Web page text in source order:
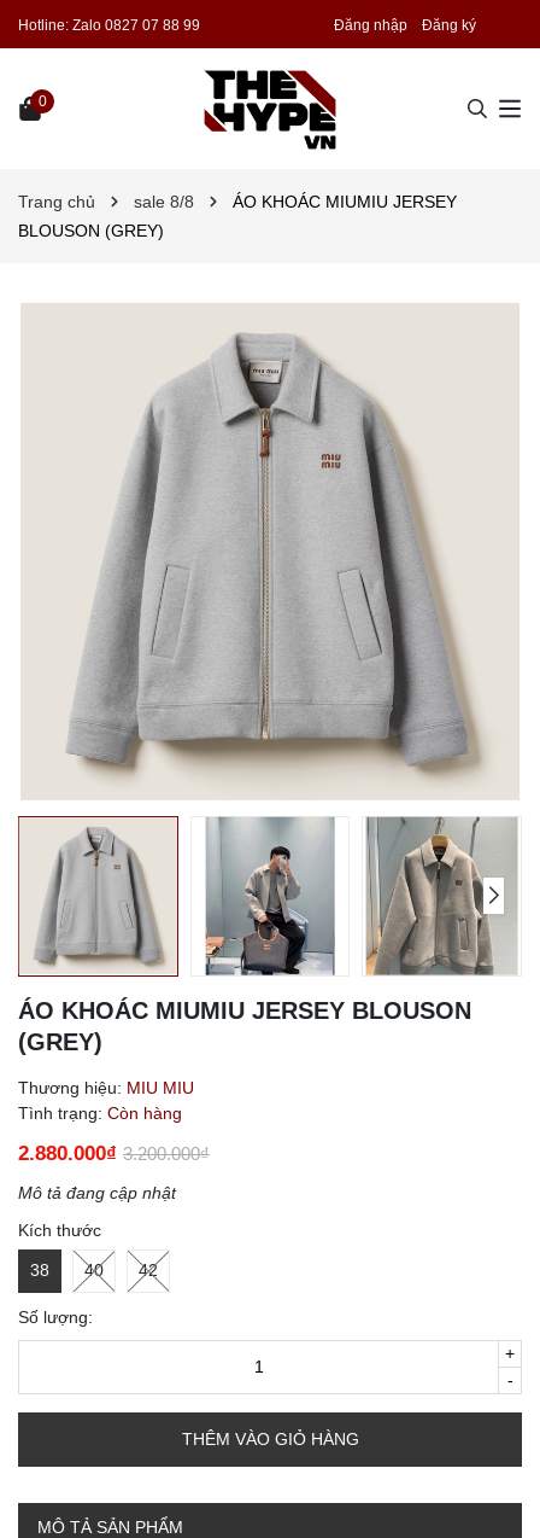
Hotline: Zalo 0827 07 88 99 Đăng nhập Đăng ký
0
Trang chủ sale 8/8
ÁO KHOÁC MIUMIU JERSEY
BLOUSON (GREY)
ÁO KHOÁC MIUMIU JERSEY BLOUSON
(GREY)
Thương hiệu: MIU MIU
Tình trạng: Còn hàng
2.880.000₫ 3.200.000₫
Mô tả đang cập nhật
Kích thước
38 40 42
Số lượng:
-
+
THÊM VÀO GIỎ HÀNG
MÔ TẢ SẢN PHẨM